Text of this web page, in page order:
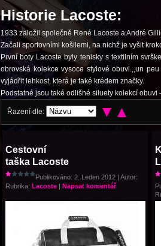
Historie Lacoste:
1933 založil společně René Lacoste a André
Začali sportovními košilemi, na nichž je vyšit
První boty Lacoste byly tenisky s textilním
obrovská kolekce vysoce stylové obuvi.,,un
vyjádřit lehkost, která je také krédem značky.
Podstatné jsou také odlišné siluety kolekcí
Řazení dle:
Cestovní
taška Lacoste
Publikováno: 2. Leden 2012 | Autor:
Rubrika: Lacoste | Napsat komentář